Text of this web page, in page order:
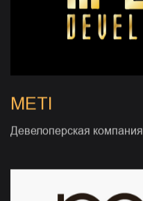
METI
Девелоперская компания